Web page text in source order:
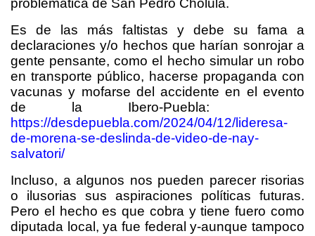
problemática de San Pedro Cholula.
Es de las más faltistas y debe su fama a
declaraciones y/o hechos que harían sonrojar a
gente pensante, como el hecho simular un robo
en transporte público, hacerse propaganda con
vacunas y mofarse del accidente en el evento
de la Ibero-Puebla:
https://desdepuebla.com/2024/04/12/lideresa-
de-morena-se-deslinda-de-video-de-nay-
salvatori/
Incluso, a algunos nos pueden parecer risorias
o ilusorias sus aspiraciones políticas futuras.
Pero el hecho es que cobra y tiene fuero como
diputada local, ya fue federal y-aunque tampoco